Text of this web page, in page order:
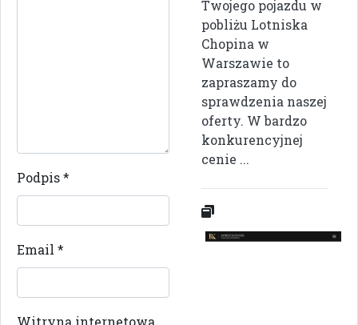
Podpis*
Email *
Witryna internetowa
Twojego pojazdu w
pobliżu Lotniska
Chopina w
Warszawie to
zapraszamy do
sprawdzenia naszej
oferty. W bardzo
konkurencyjnej
cenie ...